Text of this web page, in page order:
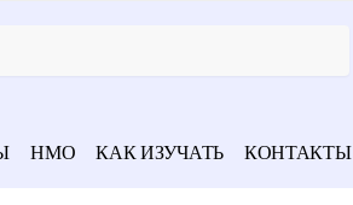
НМО КАК ИЗУЧАТЬ КОНТАКТЫ